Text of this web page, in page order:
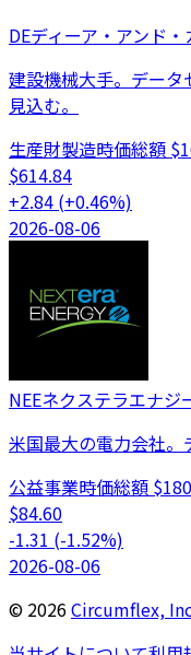
DEディーア・アンド・
建設機械大手。デー
見込む。
生産財製造時価総額
$614.84
+2.84 (+0.46%)
2026-08-06
NEEネクステラエナジ
米国最大の電力会社。
公益事業時価総額
$84.60
-1.31 (-1.52%)
2026-08-06
© 2026Circumflex,